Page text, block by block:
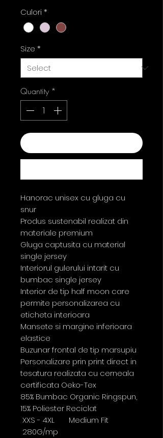
Culori *
Size *
Quantity *
Hanorac unisex cu gluga cu
snur
Produs sustenabil realizat din
materiale premium
Gluga captusita cu material
single jersey
Interiorul gulerului intarit cu
bumbac single jersey
Interior de tip half moon care
permite personalizarea cu
eticheta interioara
Mansete si margine inferioara
elastice
Buzunar frontal de tip marsupiu
Personalizare prin print direct in
tesatura realizata cu cerneala
certificata Oeko-Tex
85% Bumbac Organic Ringspun,
15% Poliester Reciclat
XXS - 4XL Medium Fit
280G/mp